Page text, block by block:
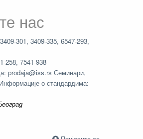
нас
301, 3409-335, 6547-293,
258, 7541-938
prodaja@iss.rs Семинари,
о стандардима: